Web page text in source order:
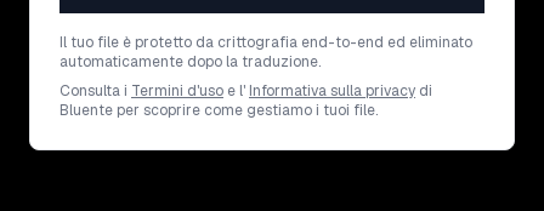
Il tuo file è protetto da crittografia end-to-end ed eliminato
automaticamente dopo la traduzione.
Consulta i Termini d'uso e l' Informativa sulla privacy di
Bluente per scoprire come gestiamo i tuoi file.